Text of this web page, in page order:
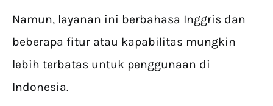
Namun, layanan ini berbahasa Inggris dan
beberapa fitur atau kapabilitas mungkin
lebih terbatas untuk penggunaan di
Indonesia.